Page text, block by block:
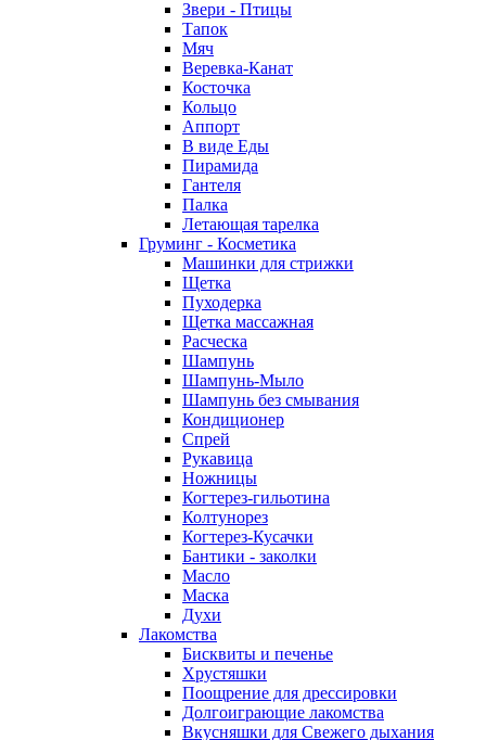
Звери - Птицы
Тапок
Мяч
Веревка-Канат
Косточка
Кольцо
Аппорт
В виде Еды
Пирамида
Гантеля
Палка
Летающая тарелка
Груминг - Косметика
Машинки для стрижки
Щетка
Пуходерка
Щетка массажная
Расческа
Шампунь
Шампунь-Мыло
Шампунь без cмывания
Кондиционер
Спрей
Рукавица
Ножницы
Когтерез-гильотина
Колтунорез
Когтерез-Кусачки
Бантики - заколки
Масло
Маска
Духи
Лакомства
Бисквиты и печенье
Хрустяшки
Поощрение для дрессировки
Долгоиграющие лакомства
Вкусняшки для Свежего дыхания